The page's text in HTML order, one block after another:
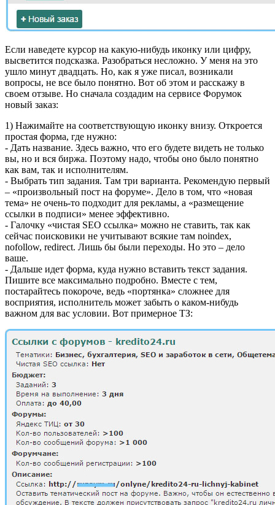
Если наведете курсор на какую-нибудь иконку или цифру,
высветится подсказка. Разобраться несложно. У меня на это
ушло минут двадцать. Но, как я уже писал, возникали
вопросы, не все было понятно. Вот об этом и расскажу в
своем отзыве. Но сначала создадим на сервисе Форумок
новый заказ:
1) Нажимайте на соответствующую иконку внизу. Откроется
простая форма, где нужно:
- Дать название. Здесь важно, что его будете видеть не только
вы, но и вся биржа. Поэтому надо, чтобы оно было понятно
как вам, так и исполнителям.
- Выбрать тип задания. Там три варианта. Рекомендую первый
– «произвольный пост на форуме». Дело в том, что «новая
тема» не очень-то подходит для рекламы, а «размещение
ссылки в подписи» менее эффективно.
- Галочку «чистая SEO ссылка» можно не ставить, так как
сейчас поисковики не учитывают всякие там noindex,
nofollow, redirect. Лишь бы были переходы. Но это – дело
ваше.
- Дальше идет форма, куда нужно вставить текст задания.
Пишите все максимально подробно. Вместе с тем,
постарайтесь покороче, ведь «портянка» сложнее для
восприятия, исполнитель может забыть о каком-нибудь
важном для вас условии. Вот примерное ТЗ: